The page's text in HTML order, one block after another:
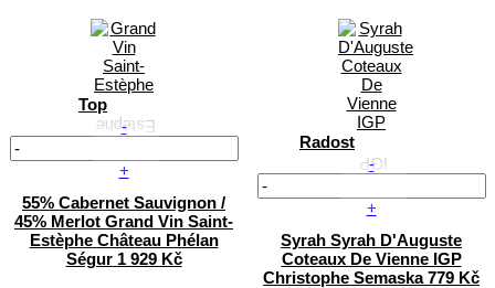
Top
-
+
55% Cabernet Sauvignon /
45% Merlot Grand Vin Saint-
Estèphe Château Phélan
Ségur 1 929 Kč
Radost
-
+
Syrah Syrah D'Auguste
Coteaux De Vienne IGP
Christophe Semaska 779 Kč